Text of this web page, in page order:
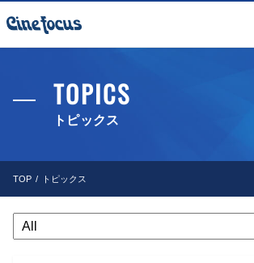
TOPICS
トピックス
TOP トピックス